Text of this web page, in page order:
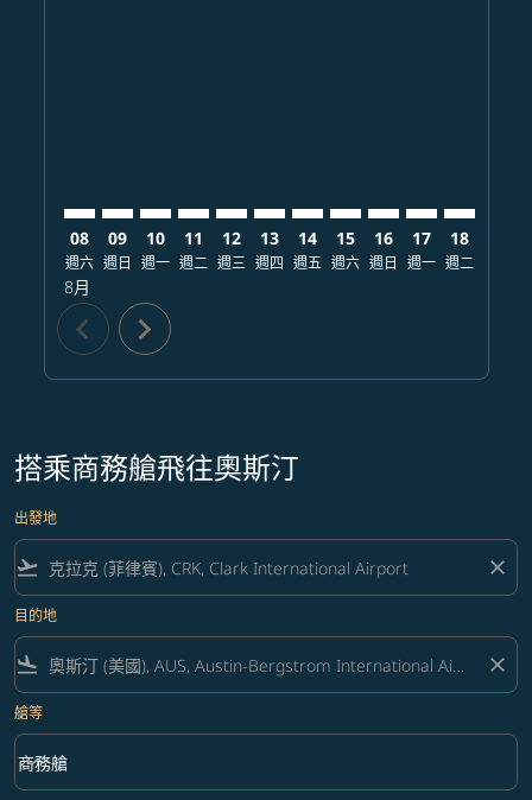
08
週六
8月
09
週日
10
週一
11
週二
12
週三
13
週四
14
週五
15
週六
16
週日
17
週一
18
週二
chevron_left chevron_right
搭乘商務艙飛往奧斯汀
出發地
flight_takeoff close
目的地
flight_land close
艙等
艙等 option 商務艙 Selected
商務艙
keyboard_arrow_down